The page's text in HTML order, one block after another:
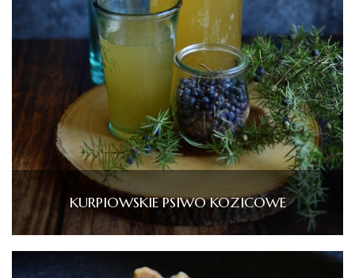
KURPIOWSKIE PSIWO KOZICOWE